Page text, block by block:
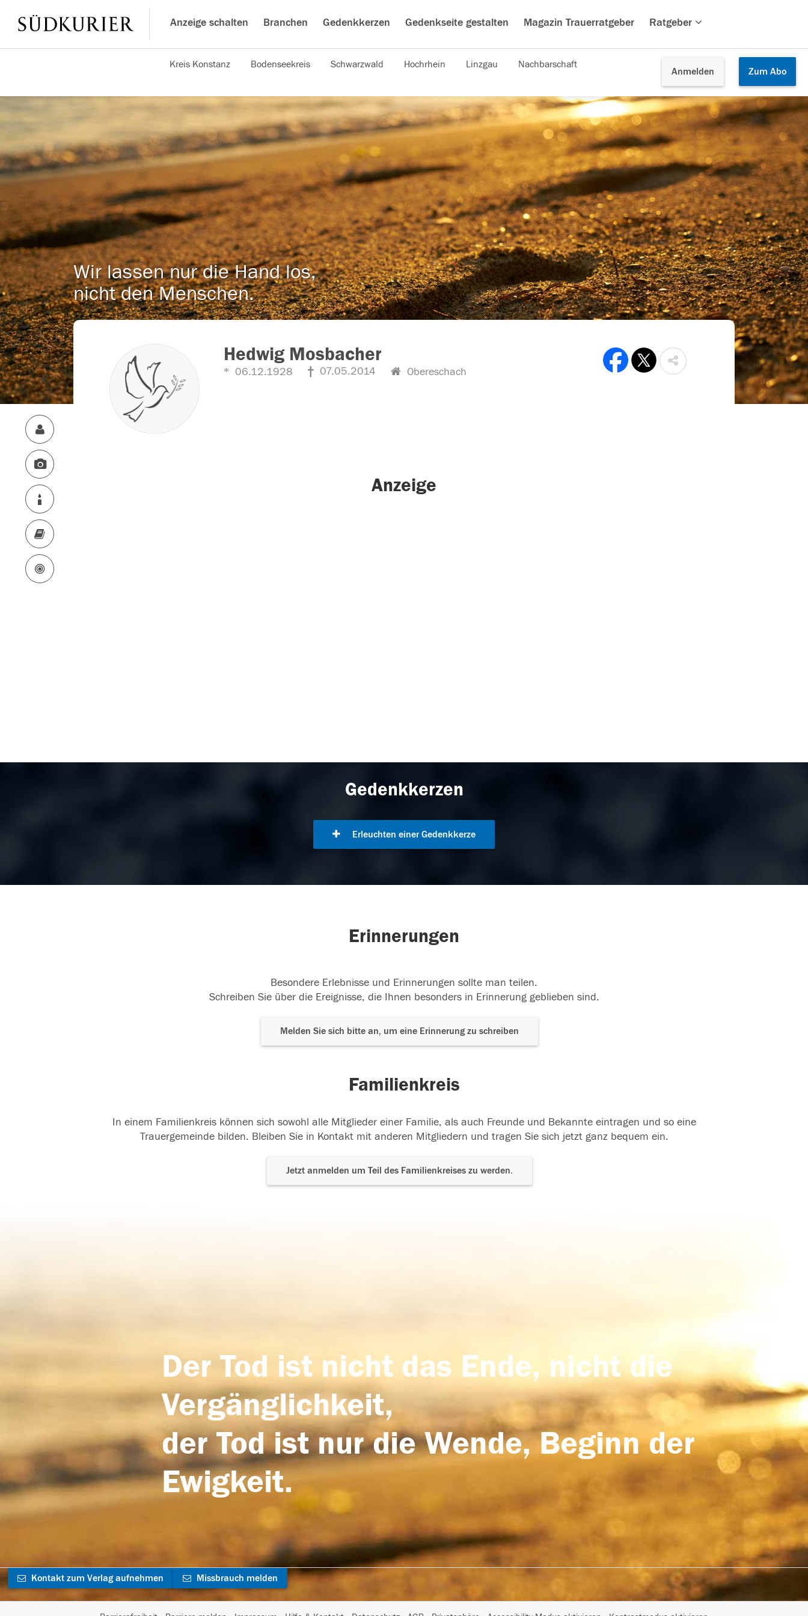
Anzeige schalten Branchen Gedenkkerzen Gedenkseite gestalten Magazin Trauerratgeber Ratgeber
Anmelden Zum Abo
Kreis Konstanz Bodenseekreis Schwarzwald Hochrhein Linzgau Nachbarschaft
Wir lassen nur die Hand los,
nicht den Menschen.
Hedwig Mosbacher
06.12.1928 07.05.2014 Obereschach
Anzeige
Gedenkkerzen
Erleuchten einer Gedenkkerze
Erinnerungen
Besondere Erlebnisse und Erinnerungen sollte man teilen.
Schreiben Sie über die Ereignisse, die Ihnen besonders in Erinnerung geblieben sind.
Melden Sie sich bitte an, um eine Erinnerung zu schreiben
Familienkreis
In einem Familienkreis können sich sowohl alle Mitglieder einer Familie, als auch Freunde und Bekannte eintragen und so eine
Trauergemeinde bilden. Bleiben Sie in Kontakt mit anderen Mitgliedern und tragen Sie sich jetzt ganz bequem ein.
Jetzt anmelden um Teil des Familienkreises zu werden.
Der Tod ist nicht das Ende, nicht die
Vergänglichkeit,
der Tod ist nur die Wende, Beginn der
Ewigkeit.
Kontakt zum Verlag aufnehmen Missbrauch melden